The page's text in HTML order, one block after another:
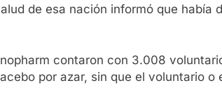
de esa nación informó que
contaron con 3.008
por azar, sin que el voluntario